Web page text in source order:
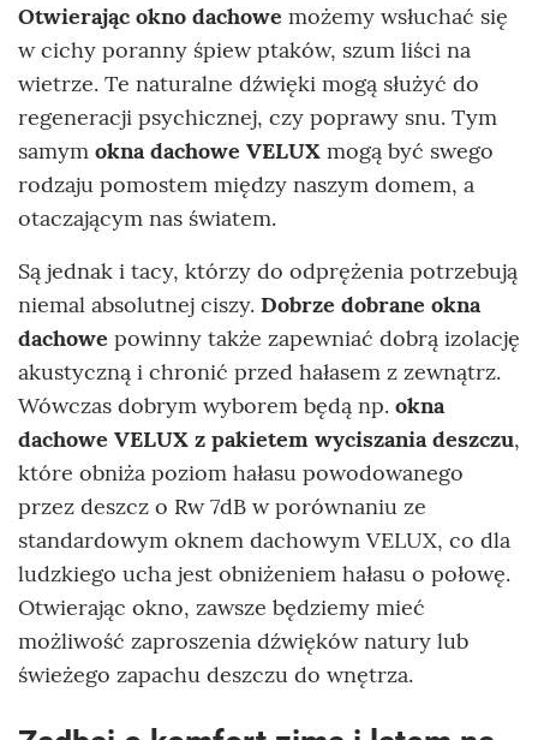
Otwierając okno dachowe możemy wsłuchać się
w cichy poranny śpiew ptaków, szum liści na
wietrze. Te naturalne dźwięki mogą służyć do
regeneracji psychicznej, czy poprawy snu. Tym
samym okna dachowe VELUX mogą być swego
rodzaju pomostem między naszym domem, a
otaczającym nas światem.
Są jednak i tacy, którzy do odprężenia potrzebują
niemal absolutnej ciszy. Dobrze dobrane okna
dachowe powinny także zapewniać dobrą izolację
akustyczną i chronić przed hałasem z zewnątrz.
Wówczas dobrym wyborem będą np. okna
dachowe VELUX z pakietem wyciszania deszczu,
które obniża poziom hałasu powodowanego
przez deszcz o Rw 7dB w porównaniu ze
standardowym oknem dachowym VELUX, co dla
ludzkiego ucha jest obniżeniem hałasu o połowę.
Otwierając okno, zawsze będziemy mieć
możliwość zaproszenia dźwięków natury lub
świeżego zapachu deszczu do wnętrza.